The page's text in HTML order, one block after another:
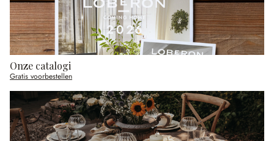
Onze catalogi
Gratis voorbestellen